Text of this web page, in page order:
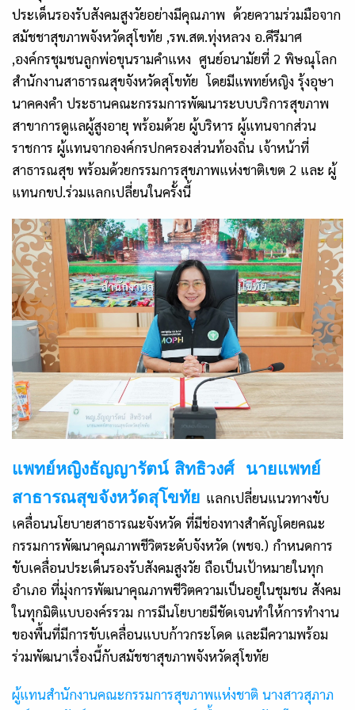
ประเด็นรองรับสังคมสูงวัยอย่างมีคุณภาพ ด้วยความร่วมมือจาก
สมัชชาสุขภาพจังหวัดสุโขทัย ,รพ.สต.ทุ่งหลวง อ.คีรีมาศ
,องค์กรชุมชนลูกพ่อขุนรามคำแหง ศูนย์อนามัยที่ 2 พิษณุโลก
สำนักงานสาธารณสุขจังหวัดสุโขทัย โดยมีแพทย์หญิง รุ้งอุษา
นาคคงคำ ประธานคณะกรรมการพัฒนาระบบบริการสุขภาพ
สาขาการดูแลผู้สูงอายุ พร้อมด้วย ผู้บริหาร ผู้แทนจากส่วน
ราชการ ผู้แทนจากองค์กรปกครองส่วนท้องถิ่น เจ้าหน้าที่
สาธารณสุข พร้อมด้วยกรรมการสุขภาพแห่งชาติเขต 2 และ ผู้
แทนกขป.ร่วมแลกเปลี่ยนในครั้งนี้
แพทย์หญิงธัญญารัตน์ สิทธิวงศ์
นายแพทย์
สาธารณสุขจังหวัดสุโขทัย แลกเปลี่ยนแนวทางขับ
เคลื่อนนโยบายสาธารณะจังหวัด ที่มีช่องทางสำคัญโดยคณะ
กรรมการพัฒนาคุณภาพชีวิตระดับจังหวัด (พชจ.) กำหนดการ
ขับเคลื่อนประเด็นรองรับสังคมสูงวัย ถือเป็นเป้าหมายในทุก
อำเภอ ที่มุ่งการพัฒนาคุณภาพชีวิตความเป็นอยู่ในชุมชน สังคม
ในทุกมิติแบบองค์รรวม การมีนโยบายมีชัดเจนทำให้การทำงาน
ของพื้นที่มีการขับเคลื่อนแบบก้าวกระโดด และมีความพร้อม
ร่วมพัฒนาเรื่องนี้กับสมัชชาสุขภาพจังหวัดสุโขทัย
ผู้แทนสำนักงานคณะกรรมการสุขภาพแห่งชาติ นางสาวสุภาภ